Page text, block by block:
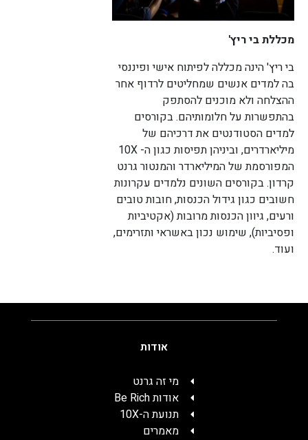
מכללת בי ריץ'
בי ריץ' הינה מכללה לפיתוח אישי ופיננסי
בה למדים אנשים שמחליטים לרדוף אחר
ההצלחה ולא מוכנים להסתפק
בהתפשרות על חלומותיהם. בקורסים
למדים הסטודנטים את דרכיהם של
מיליארדרים, וביניהן תפיסות כגון ה- 10X
המפורסמת של המיליארדר והמנטור גרנט
קרדון. בקורסים השונים נלמדים עקרונות
חשובים כגון גידול הכנסות, חובות טובים
ורעים, גיוון הכנסות מרובות (אקטיביות
ופסיביות), שימוש נכון באשראי ותזרימים,
ועוד.
אודות
מי זה גרנט
אודות Be Rich
תנועת ה-10X
מאמרים